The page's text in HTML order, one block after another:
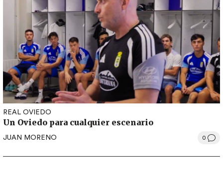
REAL OVIEDO
Un Oviedo para cualquier escenario
JUAN MORENO 0